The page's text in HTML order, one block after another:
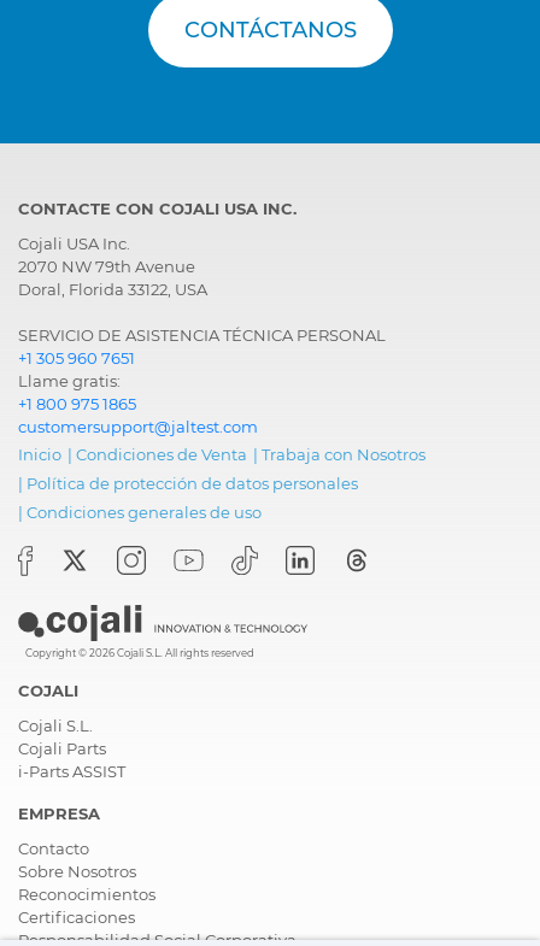
CONTÁCTANOS
CONTACTE CON COJALI USA INC.
Cojali USA Inc.
2070 NW 79th Avenue
Doral, Florida 33122, USA
SERVICIO DE ASISTENCIA TÉCNICA PERSONAL
+1 305 960 7651
Llame gratis:
+1 800 975 1865
customersupport@jaltest.com
Inicio | Condiciones de Venta | Trabaja con Nosotros
| Política de protección de datos personales
| Condiciones generales de uso
Copyright © 2026 Cojali S.L. All rights reserved
COJALI
Cojali S.L.
Cojali Parts
i-Parts ASSIST
EMPRESA
Contacto
Sobre Nosotros
Reconocimientos
Certificaciones
Responsabilidad Social Corporativa